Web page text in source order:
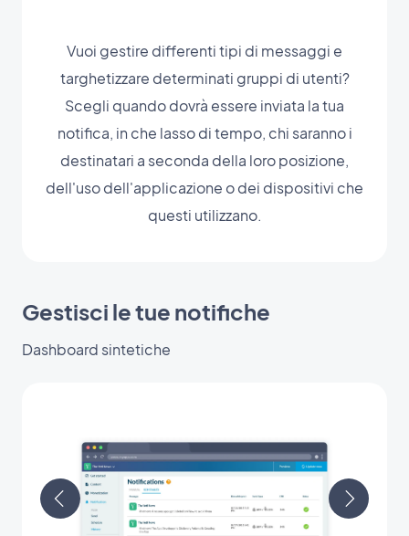
Vuoi gestire differenti tipi di messaggi e
targhetizzare determinati gruppi di utenti?
Scegli quando dovrà essere inviata la tua
notifica, in che lasso di tempo, chi saranno i
destinatari a seconda della loro posizione,
dell'uso dell'applicazione o dei dispositivi che
questi utilizzano.
Gestisci le tue notifiche
Dashboard sintetiche